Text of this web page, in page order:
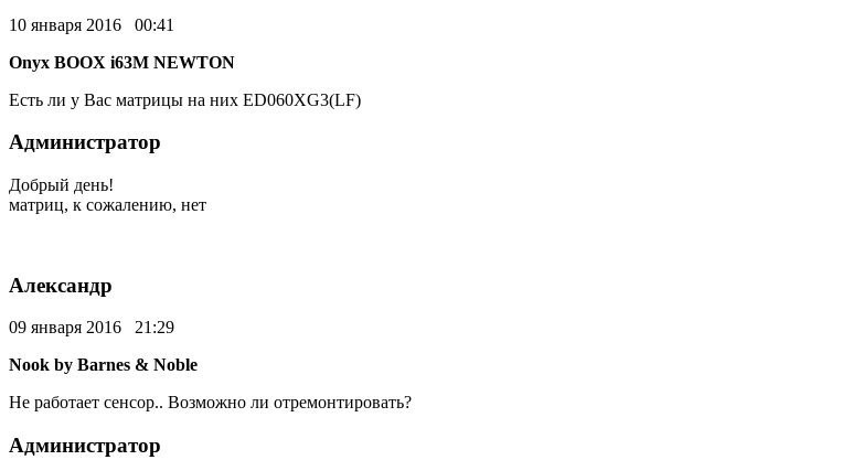
10 января 2016 00:41
Onyx BOOX i63M NEWTON
Есть ли у Вас матрицы на них ED060XG3(LF)
Администратор
Добрый день!
матриц, к сожалению, нет
Александр
09 января 2016 21:29
Nook by Barnes & Noble
Не работает сенсор.. Возможно ли отремонтировать?
Администратор